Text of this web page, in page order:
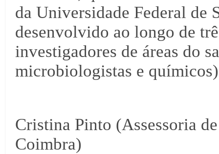
da Universidade Federal de
desenvolvido ao longo de
investigadores de áreas do
microbiologistas e
Cristina Pinto (Assessoria
Coimbra)